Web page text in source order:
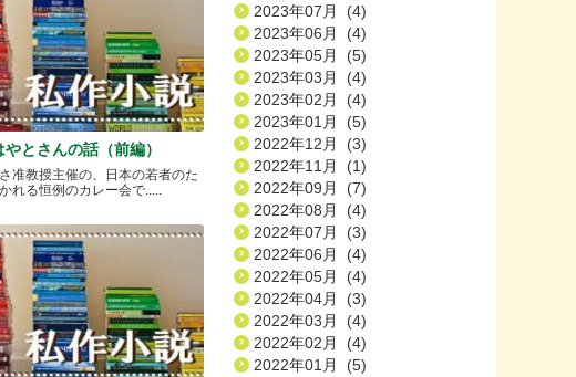
やとさんの話（前編）
准教授主催の、日本の若者のた
れる恒例のカレー会で.....
2023年07月 (4)
2023年06月 (4)
2023年05月 (5)
2023年03月 (4)
2023年02月 (4)
2023年01月 (5)
2022年12月 (3)
2022年11月 (1)
2022年09月 (7)
2022年08月 (4)
2022年07月 (3)
2022年06月 (4)
2022年05月 (4)
2022年04月 (3)
2022年03月 (4)
2022年02月 (4)
2022年01月 (5)